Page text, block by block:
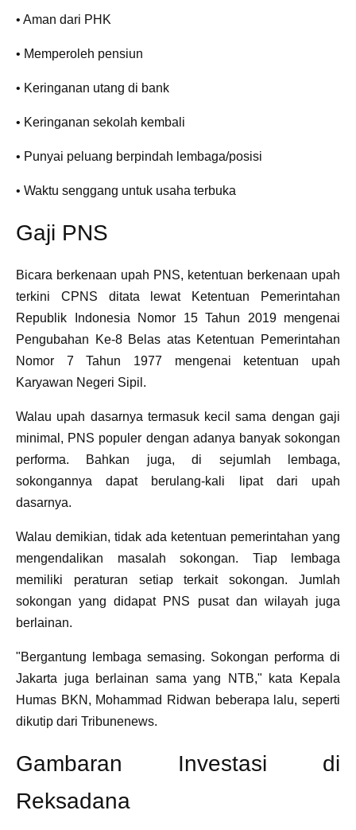
• Aman dari PHK
• Memperoleh pensiun
• Keringanan utang di bank
• Keringanan sekolah kembali
• Punyai peluang berpindah lembaga/posisi
• Waktu senggang untuk usaha terbuka
Gaji PNS
Bicara berkenaan upah PNS, ketentuan berkenaan upah
terkini CPNS ditata lewat Ketentuan Pemerintahan
Republik Indonesia Nomor 15 Tahun 2019 mengenai
Pengubahan Ke-8 Belas atas Ketentuan Pemerintahan
Nomor 7 Tahun 1977 mengenai ketentuan upah
Karyawan Negeri Sipil.
Walau upah dasarnya termasuk kecil sama dengan gaji
minimal, PNS populer dengan adanya banyak sokongan
performa. Bahkan juga, di sejumlah lembaga,
sokongannya dapat berulang-kali lipat dari upah
dasarnya.
Walau demikian, tidak ada ketentuan pemerintahan yang
mengendalikan masalah sokongan. Tiap lembaga
memiliki peraturan setiap terkait sokongan. Jumlah
sokongan yang didapat PNS pusat dan wilayah juga
berlainan.
"Bergantung lembaga semasing. Sokongan performa di
Jakarta juga berlainan sama yang NTB," kata Kepala
Humas BKN, Mohammad Ridwan beberapa lalu, seperti
dikutip dari Tribunenews.
Gambaran Investasi di
Reksadana